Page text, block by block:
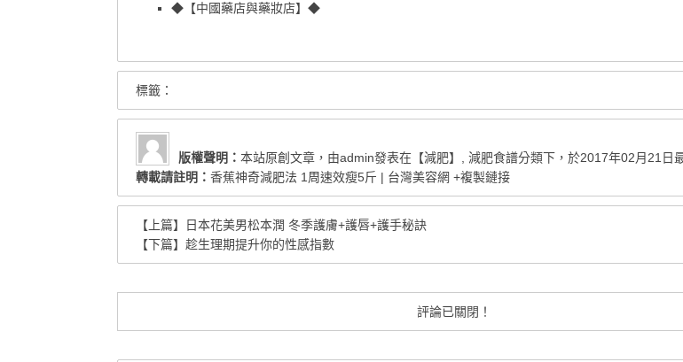
◆【中國藥店與藥妝店】◆
標籤：
版權聲明： 本站原創文章，由admin發表在 【減肥】 減肥食譜分類下，於2017年02月21日
轉載請註明： 香蕉神奇減肥法 1周速效瘦5斤 | 台灣美容網 +複製鏈接
【上篇】
日本花美男松本潤 冬季護膚+護唇+護手秘訣
【下篇】 趁生理期提升你的性感指數
評論已關閉！